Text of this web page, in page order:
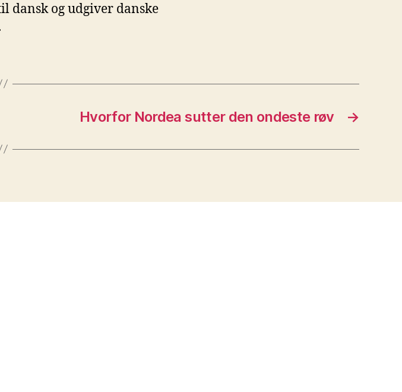
dansk og udgiver danske
→
Hvorfor Nordea sutter den ondeste røv